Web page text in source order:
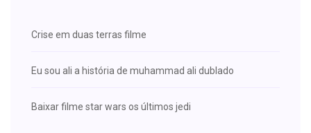
Crise em duas terras filme
Eu sou ali a história de muhammad ali dublado
Baixar filme star wars os últimos jedi